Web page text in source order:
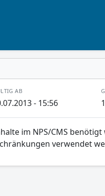
AB
- 15:56
im NPS/CMS
verwendet